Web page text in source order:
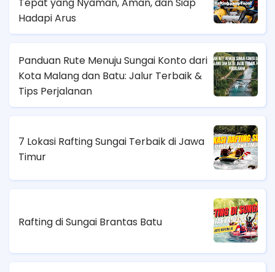
Tepat yang Nyaman, Aman, dan Siap
Hadapi Arus
Panduan Rute Menuju Sungai Konto dari
Kota Malang dan Batu: Jalur Terbaik &
Tips Perjalanan
7 Lokasi Rafting Sungai Terbaik di Jawa
Timur
Rafting di Sungai Brantas Batu